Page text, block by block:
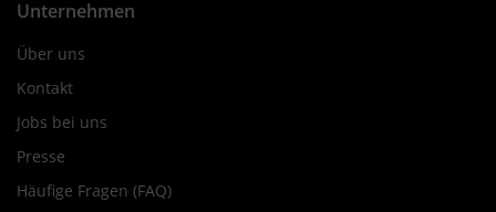
Unternehmen
Über uns
Kontakt
Jobs bei uns
Presse
Häufige Fragen (FAQ)